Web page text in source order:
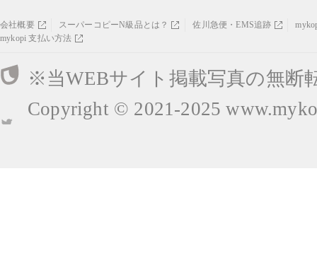
会社概要 スーパーコピーN級品とは？ 佐川急便・EMS追跡
mykopi 支払い方法
※当WEBサイト掲載写真の無断
Copyright © 2021-2025